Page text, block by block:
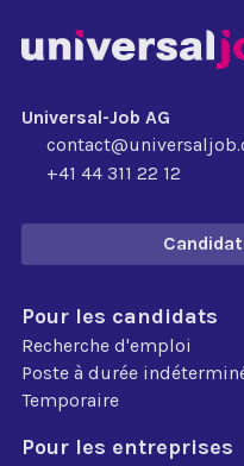
Universal-Job AG
+41 44 311 22 12
Pour les candidats
Recherche d'emploi
Poste à durée
Temporaire
Pour les entreprises